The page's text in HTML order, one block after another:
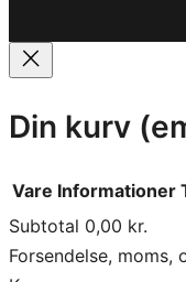
Din kurv
Varer
Vare Informationer
Subtotal 0,00 kr.
Forsendelse,